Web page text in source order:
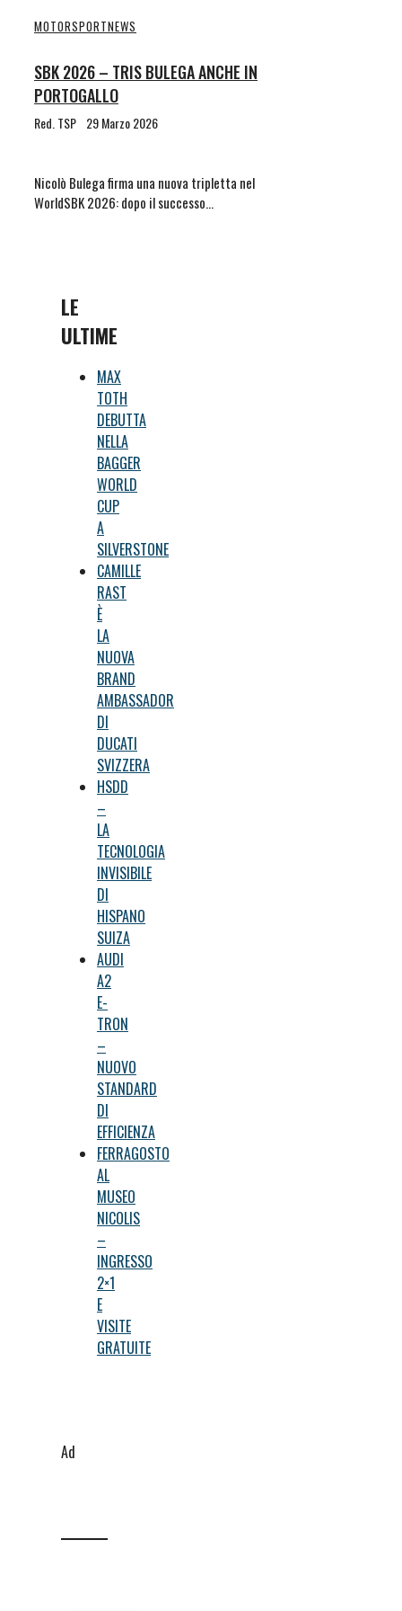
MOTORSPORTNEWS
SBK 2026 – TRIS BULEGA ANCHE IN
PORTOGALLO
Red. TSP 29 Marzo 2026
Nicolò Bulega firma una nuova tripletta nel
WorldSBK 2026: dopo il successo…
LE
ULTIME
MAX
TOTH
DEBUTTA
NELLA
BAGGER
WORLD
CUP
A
SILVERSTONE
CAMILLE
RAST
È
LA
NUOVA
BRAND
AMBASSADOR
DI
DUCATI
SVIZZERA
HSDD
–
LA
TECNOLOGIA
INVISIBILE
DI
HISPANO
SUIZA
AUDI
A2
E-
TRON
–
NUOVO
STANDARD
DI
EFFICIENZA
FERRAGOSTO
AL
MUSEO
NICOLIS
–
INGRESSO
2×1
E
VISITE
GRATUITE
Ad